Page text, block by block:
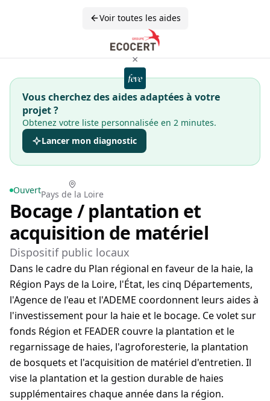
Voir toutes les aides
×
Vous cherchez des aides adaptées à votre
projet ?
Obtenez votre liste personnalisée en 2 minutes.
Lancer mon diagnostic
OuvertPays de la Loire
Bocage / plantation et
acquisition de matériel
Dispositif public locaux
Dans le cadre du Plan régional en faveur de la haie, la
Région Pays de la Loire, l'État, les cinq Départements,
l'Agence de l'eau et l'ADEME coordonnent leurs aides à
l'investissement pour la haie et le bocage. Ce volet sur
fonds Région et FEADER couvre la plantation et le
regarnissage de haies, l'agroforesterie, la plantation
de bosquets et l'acquisition de matériel d'entretien. Il
vise la plantation et la gestion durable de haies
supplémentaires chaque année dans la région.